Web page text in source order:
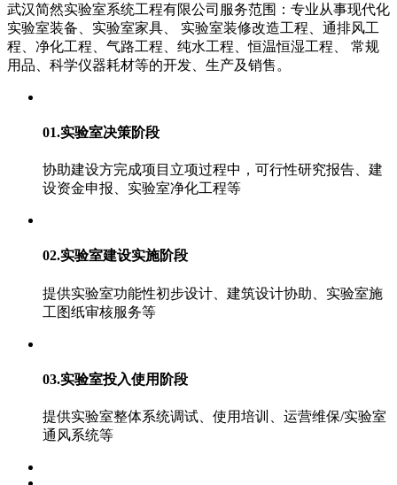
武汉简然实验室系统工程有限公司服务范围：专业从事现代化
实验室装备、实验室家具、 实验室装修改造工程、通排风工
程、净化工程、气路工程、纯水工程、恒温恒湿工程、 常规
用品、科学仪器耗材等的开发、生产及销售。
01.实验室决策阶段
协助建设方完成项目立项过程中，可行性研究报告、建
设资金申报、实验室净化工程等
02.实验室建设实施阶段
提供实验室功能性初步设计、建筑设计协助、实验室施
工图纸审核服务等
03.实验室投入使用阶段
提供实验室整体系统调试、使用培训、运营维保/实验室
通风系统等